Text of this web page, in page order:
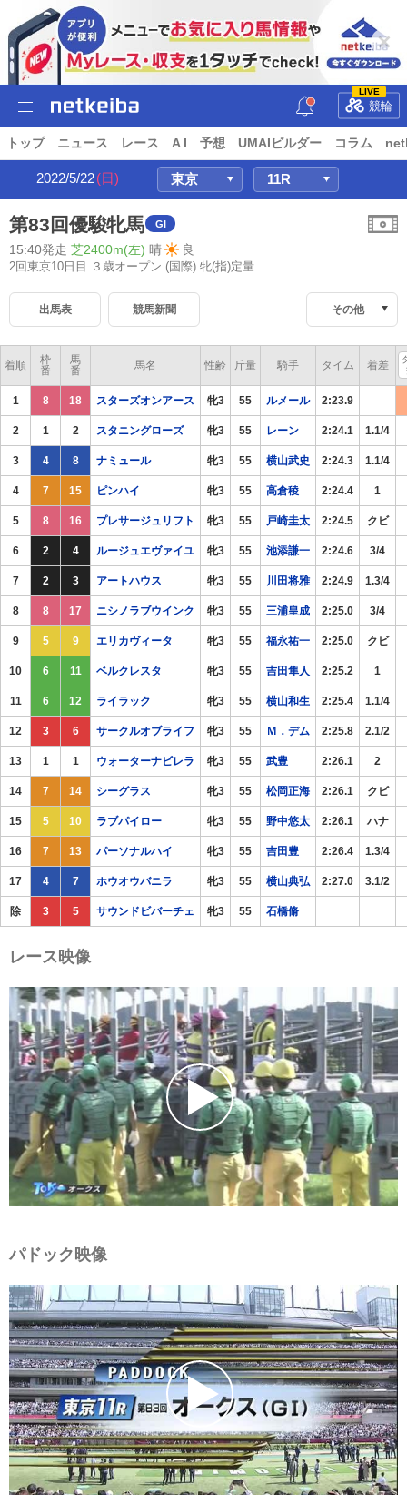
LIVE
競輪
トップ ニュース レース A I 予想 UMAIビルダー コラム
2022/5/22(日)
第83回優駿牝馬 GI
15:40発走 芝2400m(左) 晴 良
2回東京10日目 ３歳オープン (国際) 牝(指)定量
出馬表 競馬新聞 その他
着順
枠
番
馬
番
馬名 性齢 斤量 騎手 タイム 着差
1 8 18 スターズオンアース 牝3 55 ルメール 2:23.9
2 1 2 スタニングローズ 牝3 55 レーン 2:24.1 1.1/4
3 4 8 ナミュール 牝3 55 横山武史 2:24.3 1.1/4
4 7 15 ピンハイ 牝3 55 高倉稜 2:24.4 1
5 8 16 プレサージュリフト 牝3 55 戸崎圭太 2:24.5 クビ
6 2 4 ルージュエヴァイユ 牝3 55 池添謙一 2:24.6 3/4
7 2 3 アートハウス 牝3 55 川田将雅 2:24.9 1.3/4
8 8 17 ニシノラブウインク 牝3 55 三浦皇成 2:25.0 3/4
9 5 9 エリカヴィータ 牝3 55 福永祐一 2:25.0 クビ
10 6 11 ベルクレスタ 牝3 55 吉田隼人 2:25.2 1
11 6 12 ライラック 牝3 55 横山和生 2:25.4 1.1/4
12 3 6 サークルオブライフ 牝3 55 Ｍ．デム 2:25.8 2.1/2
13 1 1 ウォーターナビレラ 牝3 55 武豊 2:26.1 2
14 7 14 シーグラス 牝3 55 松岡正海 2:26.1 クビ
15 5 10 ラブパイロー 牝3 55 野中悠太 2:26.1 ハナ
16 7 13 パーソナルハイ 牝3 55 吉田豊 2:26.4 1.3/4
17 4 7 ホウオウバニラ 牝3 55 横山典弘 2:27.0 3.1/2
除 3 5 サウンドビバーチェ 牝3 55 石橋脩
レース映像
パドック映像